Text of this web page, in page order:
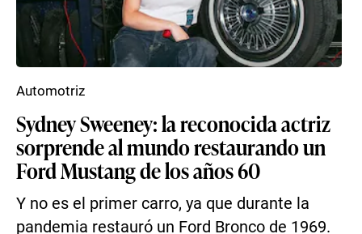
Sydney Sweeney: la reconocida actriz
sorprende al mundo restaurando un
Ford Mustang de los años 60
Y no es el primer carro, ya que durante la
pandemia restauró un Ford Bronco de 1969.
Automotriz